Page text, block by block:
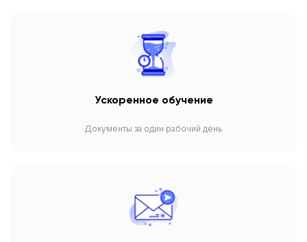
Ускоренное обучение
Документы за один рабочий день